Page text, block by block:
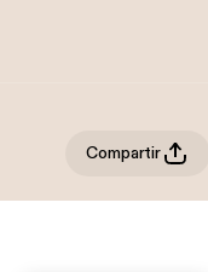
Compartir